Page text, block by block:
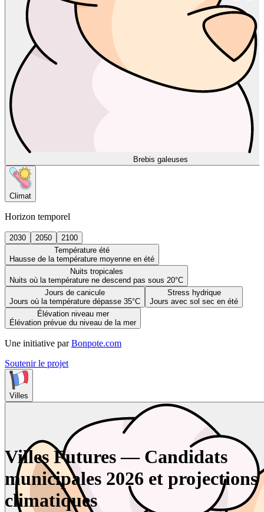
Brebis galeuses
Climat
Horizon temporel
2030 2050
2100
Température été
Hausse de la température moyenne en été
Nuits tropicales
Nuits où la température ne descend pas sous 20°C
Jours de canicule
Jours où la température dépasse 35°C
Stress hydrique
Jours avec sol sec en été
Élévation niveau mer
Élévation prévue du niveau de la mer
Une initiative par Bonpote.com
Soutenir le projet
Villes
Villes Futures — Candidats
municipales 2026 et projections
climatiques